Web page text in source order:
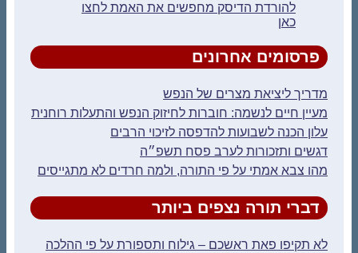
להורדת הדיסק מחפשים את האמת לחצו
כאן
פרסומים אחרונים
מדריך ליציאת מצרים של הנפש
מעיין חיים לנשמה: חוברות לחיזוק הנפש והתעלות רוחנית
עלון הכנה לשבועות להדפסה לזיכוי הרבים
דגשים ותזכורות לערב פסח תשפ״ה
מהו צבא אמתי על פי התורה, ולמה חרדים לא מתגייסים
דברי תורה נצפים ביותר
לא תקיפו פאת ראשכם – גילוח ותספורת על פי ההלכה